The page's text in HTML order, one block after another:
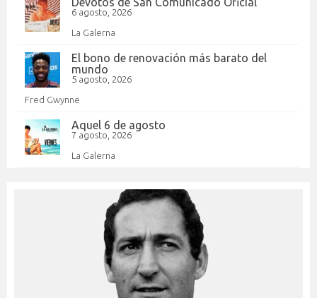
6 agosto, 2026
La Galerna
El bono de renovación más barato del
mundo
5 agosto, 2026
Fred Gwynne
Aquel 6 de agosto
7 agosto, 2026
La Galerna